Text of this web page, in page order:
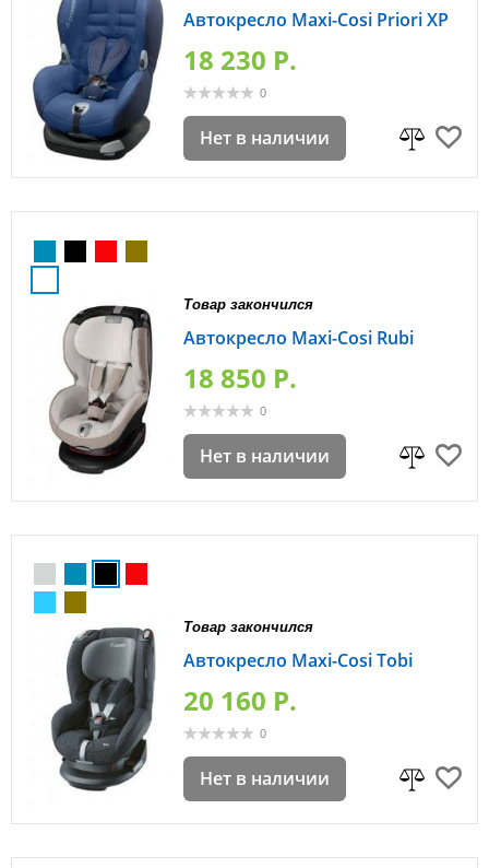
Автокресло Maxi-Cosi Priori XP
18 230 P.
0
Нет в наличии
Товар закончился
Автокресло Maxi-Cosi Rubi
18 850 P.
0
Нет в наличии
Товар закончился
Автокресло Maxi-Cosi Tobi
20 160 P.
0
Нет в наличии